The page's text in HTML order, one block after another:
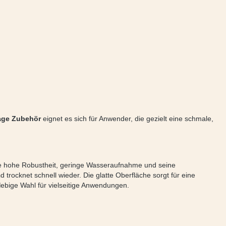
Zubehöreignet es sich für Anwender, die gezielt eine schmale,
Robustheit, geringe Wasseraufnahme und seine
trocknet schnell wieder. Die glatte Oberfläche sorgt für eine
Wahl für vielseitige Anwendungen.